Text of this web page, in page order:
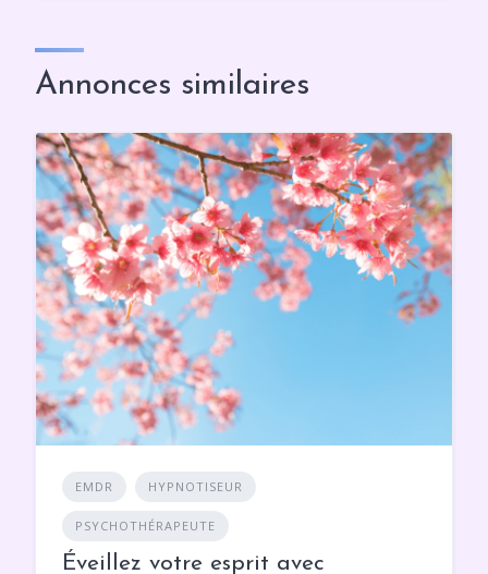
Annonces similaires
EMDR HYPNOTISEUR
PSYCHOTHÉRAPEUTE
Éveillez votre esprit avec